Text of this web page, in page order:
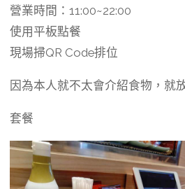
營業時間：11:00~22:00
使用平板點餐
現場掃QR Code排位
因為本人就不太會介紹食物，就
套餐